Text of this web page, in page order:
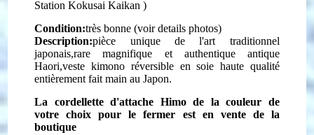
Station Kokusai Kaikan )
Condition:très bonne (voir details photos)
Description:pièce unique de l'art traditionnel
japonais,rare magnifique et authentique antique
Haori,veste kimono réversible en soie haute qualité
entièrement fait main au Japon.
La cordellette d'attache Himo de la couleur de
votre choix pour le fermer est en vente de la
boutique